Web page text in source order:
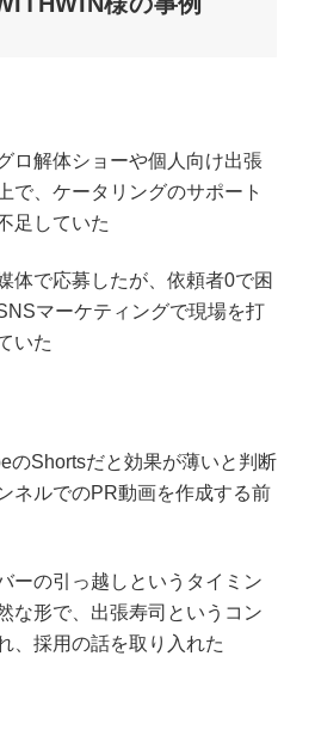
ロ解体ショーや個人向け出張
で、ケータリングのサポート
足していた
体で応募したが、依頼者0で困
マーケティングで現場を打
いた
のShortsだと効果が薄いと判断
ネルでのPR動画を作成する前
ーの引っ越しというタイミン
な形で、出張寿司というコン
、採用の話を取り入れた